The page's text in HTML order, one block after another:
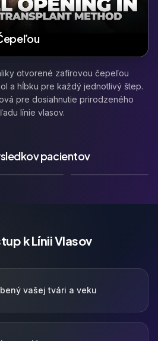
otvorené zafírovou čepeľou
a hĺbku pre každý jednotlivý štep.
pre dosiahnutie prirodzeného
línie vlasov.
pacientov
Video s Výsledkami 🇫🇷
k Línii Vlasov
vašej tvári a veku